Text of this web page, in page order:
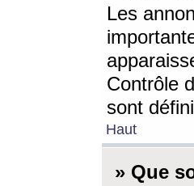
Les
Contrôle
sont
Haut
» Que